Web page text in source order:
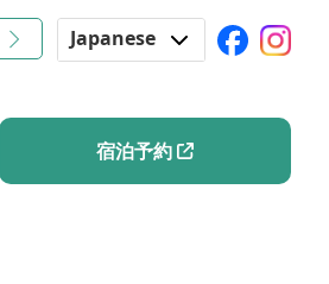
Japanese
Korean
Chinese
宿泊予約
宿泊予約